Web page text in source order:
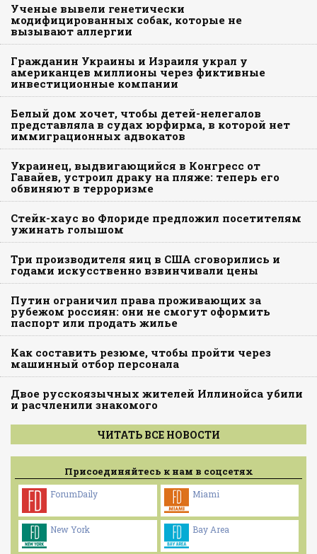
Ученые вывели генетически
модифицированных собак, которые не
вызывают аллергии
Гражданин Украины и Израиля украл у
американцев миллионы через фиктивные
инвестиционные компании
Белый дом хочет, чтобы детей-нелегалов
представляла в судах юрфирма, в которой нет
иммиграционных адвокатов
Украинец, выдвигающийся в Конгресс от
Гавайев, устроил драку на пляже: теперь его
обвиняют в терроризме
Стейк-хаус во Флориде предложил посетителям
ужинать голышом
Три производителя яиц в США сговорились и
годами искусственно взвинчивали цены
Путин ограничил права проживающих за
рубежом россиян: они не смогут оформить
паспорт или продать жилье
Как составить резюме, чтобы пройти через
машинный отбор персонала
Двое русскоязычных жителей Иллинойса убили
и расчленили знакомого
ЧИТАТЬ ВСЕ НОВОСТИ
Присоединяйтесь к нам в соцсетях
ForumDaily Miami
New York Bay Area